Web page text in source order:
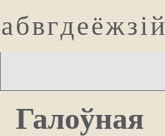
абвгдеёжзій
Галоўная